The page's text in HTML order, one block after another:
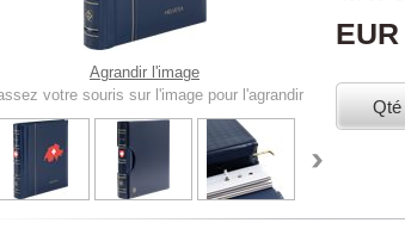
Agrandir l'image
votre souris sur l'image pour l'agrandir
EUR
Qté